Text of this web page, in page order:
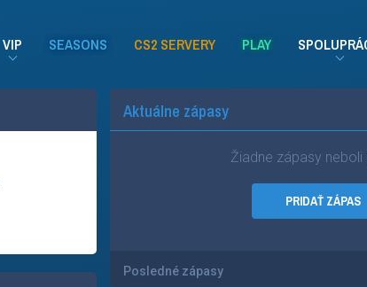
VIP SEASONS CS2 SERVERY PLAY
Aktuálne zápasy
Žiadne zápasy neboli
PRIDAŤ ZÁPAS
Posledné zápasy